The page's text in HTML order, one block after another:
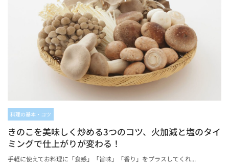
料理の基本・コツ
きのこを美味しく炒める3つのコツ、火加減と塩のタイ
ミングで仕上がりが変わる！
手軽に使えてお料理に「食感」「旨味」「香り」をプラスしてくれ...